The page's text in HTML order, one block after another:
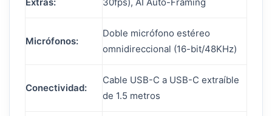
Micrófonos:
Doble micrófono estéreo
omnidireccional (16-bit/48KHz)
Conectividad:
Cable USB-C a USB-C extraíble
de 1.5 metros